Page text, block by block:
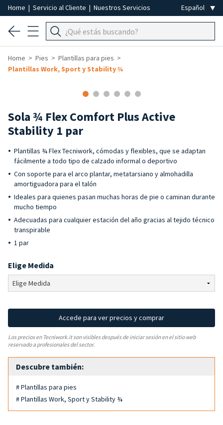
Home | Servicio al Cliente | Nuestros Servicios
Home Pies
Plantillas para pies
Plantillas Work, Sport y Stability ¾
Sola ¾ Flex Comfort Plus Active
Stability 1 par
Plantillas ¾ Flex Tecniwork, cómodas y flexibles, que se adaptan
fácilmente a todo tipo de calzado informal o deportivo
Con soporte para el arco plantar, metatarsiano y almohadilla
amortiguadora para el talón
Ideales para quienes pasan muchas horas de pie o caminan durante
mucho tiempo
Adecuadas para cualquier estación del año gracias al tejido técnico
transpirable
1 par
Elige Medida
Accede para ver precios y comprar
Los precios en Tecniwork.it son visibles después de iniciar sesión en el sitio web
reservado a profesionales del sector.
Descubre también:
# Plantillas para pies
# Plantillas Work, Sport y Stability ¾